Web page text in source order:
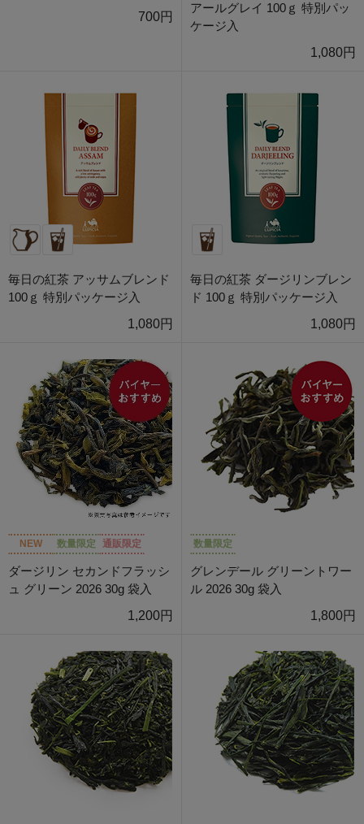
700円
アールグレイ 100ｇ 特別パッ
ケージ入
1,080円
毎日の紅茶 アッサムブレンド
100ｇ 特別パッケージ入
1,080円
毎日の紅茶 ダージリンブレン
ド 100ｇ 特別パッケージ入
1,080円
NEW 数量限定 通販限定
ダージリン セカンドフラッシ
ュ グリーン 2026 30g 袋入
1,200円
数量限定
グレンデール グリーントワー
ル 2026 30g 袋入
1,800円